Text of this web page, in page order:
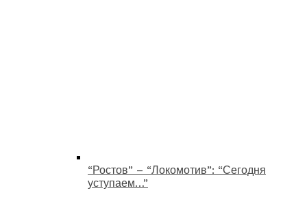
“Ростов” – “Локомотив”: “Сегодня
уступаем…”